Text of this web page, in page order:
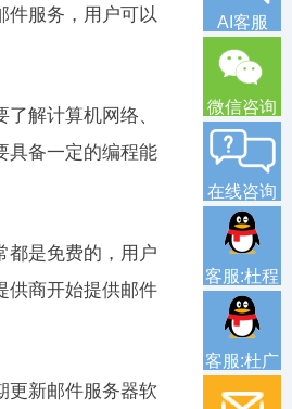
件服务，用户可以
解计算机网络、
具备一定的编程能
都是免费的，用户
供商开始提供邮件
更新邮件服务器软
AI客服
微信咨询
在线咨询
客服:杜程
客服:杜广